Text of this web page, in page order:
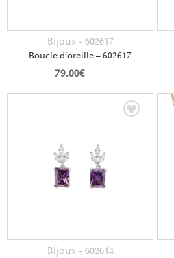
Bijoux - 602617
Boucle d’oreille – 602617
79.00€
Bijoux - 602614